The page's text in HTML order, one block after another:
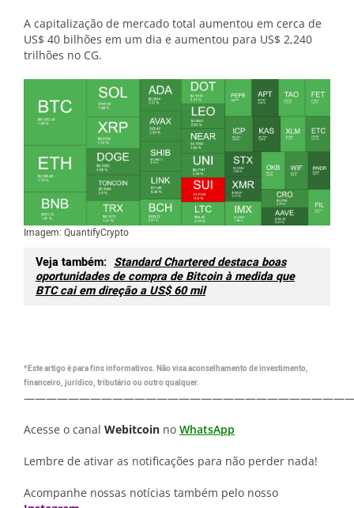
A capitalização de mercado total aumentou em cerca de
US$ 40 bilhões em um dia e aumentou para US$ 2,240
trilhões no CG.
Imagem: QuantifyCrypto
Veja também: Standard Chartered destaca boas
oportunidades de compra de Bitcoin à medida que
BTC cai em direção a US$ 60 mil
*Este artigo é para fins informativos. Não visa aconselhamento de investimento,
financeiro, jurídico, tributário ou outro qualquer.
Acesse o canal Webitcoin no WhatsApp
Lembre de ativar as notificações para não perder nada!
Acompanhe nossas notícias também pelo nosso